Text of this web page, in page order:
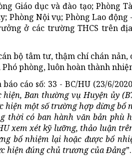
Giáo dục và đào tạo; Phòng
Phòng Nội vụ; Phòng Lao
ở các trường THCS trên
bộ tâm tư, thậm chí chán
phòng, luôn hoàn thành
cáo số: 33 - BC/HU (23/6/
hiện, Ban thường vụ Huyện ủy
hiện một số trường hợp dừng bổ
thời có ban hành văn bản phù
xem xét kỹ lưỡng, thảo luận
bổ nhiệm lại hoặc được bổ
hiện đúng chủ trương của Đảng”.